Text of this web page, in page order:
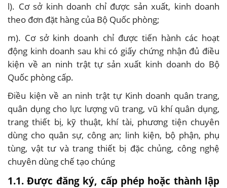
l). Cơ sở kinh doanh chỉ được sản xuất, kinh doanh
theo đơn đặt hàng của Bộ Quốc phòng;
m). Cơ sở kinh doanh chỉ được tiến hành các hoạt
động kinh doanh sau khi có giấy chứng nhận đủ điều
kiện về an ninh trật tự sản xuất kinh doanh do Bộ
Quốc phòng cấp.
Điều kiện về an ninh trật tự Kinh doanh quân trang,
quân dụng cho lực lượng vũ trang, vũ khí quân dụng,
trang thiết bị, kỹ thuật, khí tài, phương tiện chuyên
dùng cho quân sự, công an; linh kiện, bộ phận, phụ
tùng, vật tư và trang thiết bị đặc chủng, công nghệ
chuyên dùng chế tạo chúng
1.1. Được đăng ký, cấp phép hoặc thành lập